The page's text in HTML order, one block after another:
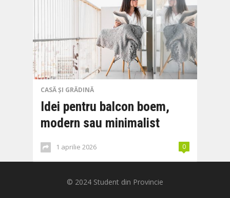
CASĂ ȘI GRĂDINĂ
Idei pentru balcon boem,
modern sau minimalist
1 aprilie 2026 0
© 2024 Student din Provincie